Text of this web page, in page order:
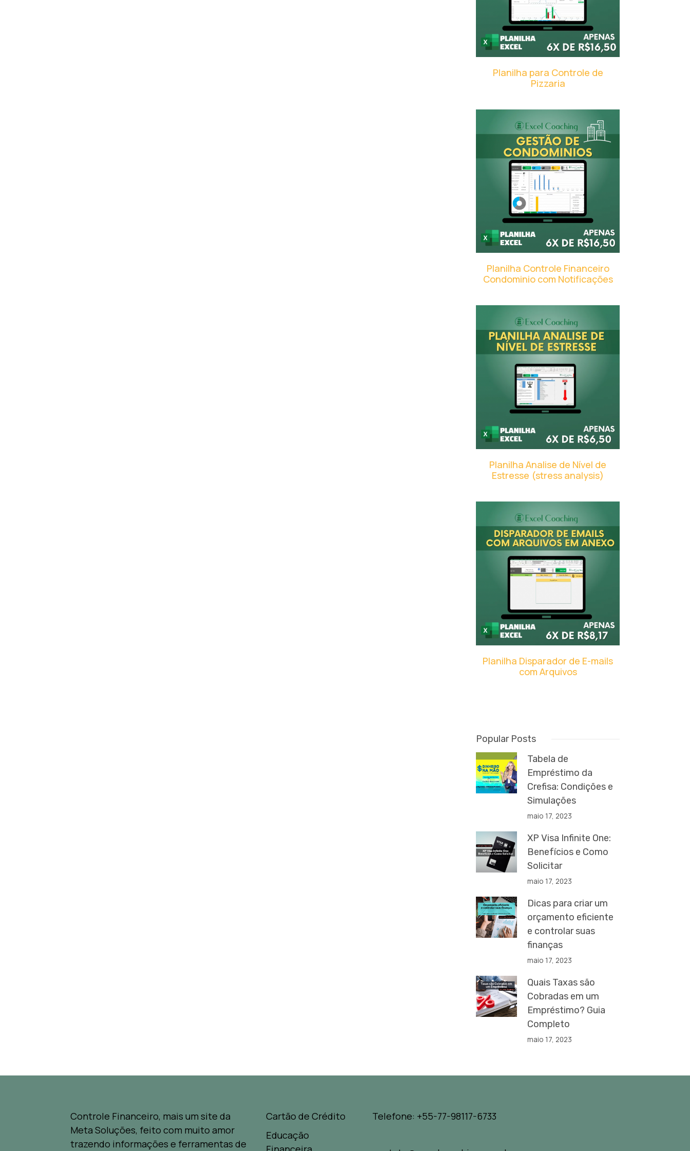
Planilha para Controle de
Pizzaria
Planilha Controle Financeiro
Condominio com Notificações
Planilha Analise de Nível de
Estresse (stress analysis)
Planilha Disparador de E-mails
com Arquivos
Popular Posts
Tabela de
Empréstimo da
Crefisa: Condições e
Simulações
maio 17, 2023
XP Visa Infinite One:
Benefícios e Como
Solicitar
maio 17, 2023
Dicas para criar um
orçamento eficiente
e controlar suas
finanças
maio 17, 2023
Quais Taxas são
Cobradas em um
Empréstimo? Guia
Completo
maio 17, 2023
Controle Financeiro, mais um site da
Meta Soluções, feito com muito amor
trazendo informações e ferramentas de
Cartão de Crédito
Educação
Telefone: +55-77-98117-6733